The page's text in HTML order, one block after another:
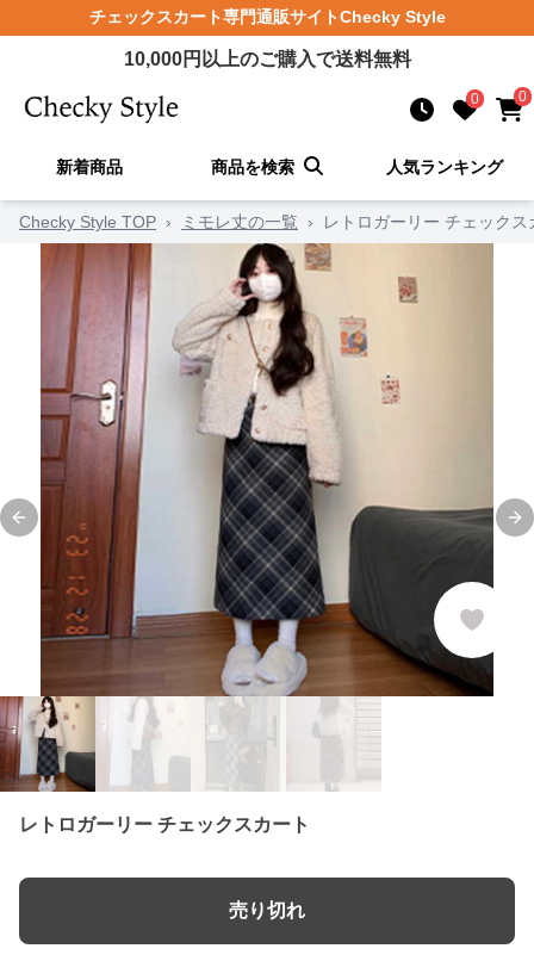
チェックスカート専門通販サイトChecky Style
10,000円以上のご購入で送料無料
0 0
新着商品 商品を検索 人気ランキング
Checky Style TOP › ミモレ丈の一覧 › レトロガーリー チェックス
Previous slide
レトロガーリー チェックスカート
売り切れ